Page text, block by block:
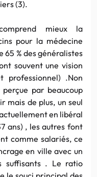
(3).
mieux la
pour la médecine
65 % des généralistes
souvent une vision
professionnel) .Non
par beaucoup
mais de plus, un seul
en libéral
ans) , les autres font
comme salariés, ce
en ville avec un
suffisants . Le ratio